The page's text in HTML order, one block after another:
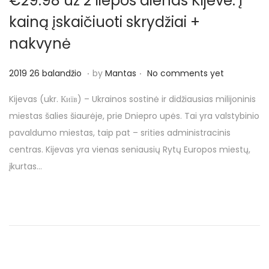
n
kainą įskaičiuoti skrydžiai +
nakvynė
P
s
t
e
d
o
2019 26 balandžio 2
9
2
6
. by Mantas . No comments yet
Kijevas (ukr. Київ) – Ukrainos sostinė ir didžiausias milijoninis
miestas šalies šiaurėje, prie Dniepro upės. Tai yra valstybinio
pavaldumo miestas, taip pat – srities administracinis
centras. Kijevas yra vienas seniausių Rytų Europos miestų,
įkurtas…